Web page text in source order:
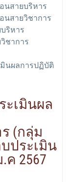
นสายบริหาร
นสายวิชาการ
ริหาร
ชาการ
นผลการปฏิบัติ
เมินผล
(กลุ่ม
ประเมิน
ค 2567